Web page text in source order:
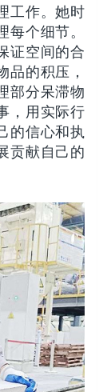
工作。她时
个细节。
证空间的合
品的积压，
部分呆滞物
，用实际行
的信心和执
贡献自己的